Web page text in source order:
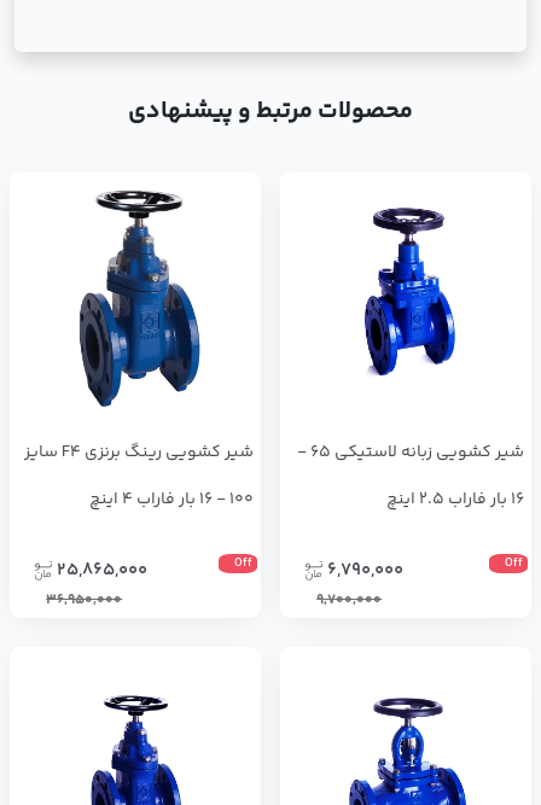
محصولات مرتبط و پیشنهادی
شير كشويي زبانه لاستيكي 65 -
16 بار فاراب 2.5 اینچ
Off
6,790,000
9,700,000
شير كشويي رينگ برنزي F4 سايز
100 - 16 بار فاراب 4 اینچ
Off
25,865,000
36,950,000